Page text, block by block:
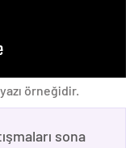
örneğidir.
sona